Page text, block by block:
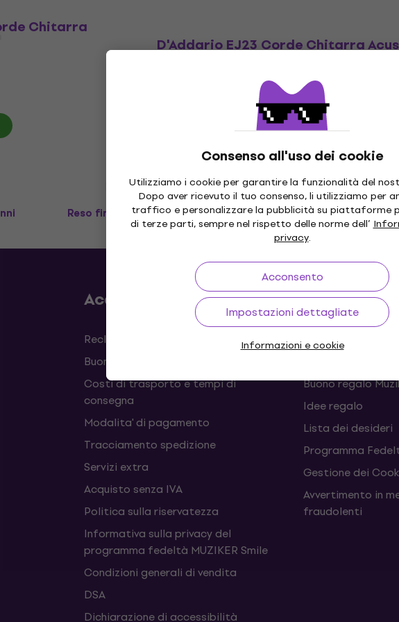
Consenso all'uso dei cookie
Utilizziamo i cookie per garantire la funzionalità del
Dopo aver ricevuto il tuo consenso, li utilizziamo per
traffico e personalizzare la pubblicità su piattaforme
di terze parti, sempre nel rispetto delle norme dell’
privacy.
Acconsento
Impostazioni dettagliate
Informazioni e cookie
Chitarra
D'Addario EJ23 Corde Chitarra
Reso fino a 30 giorni Spedizione Gratuitada 249 €
Acquisto
Reclami e recessi dal contratto
Buoni
Costi di trasporto e tempi di
consegna
Modalita' di pagamento
Tracciamento spedizione
Servizi extra
Acquisto senza IVA
Politica sulla riservatezza
Informativa sulla privacy del
programma fedeltà MUZIKER Smile
Condizioni generali di vendita
DSA
Dichiarazione di accessibilità
Link utili
FAQ - Domande
Buono regalo
Idee regalo
Lista dei desideri
Programma
Gestione dei
Avvertimento in
fraudolenti